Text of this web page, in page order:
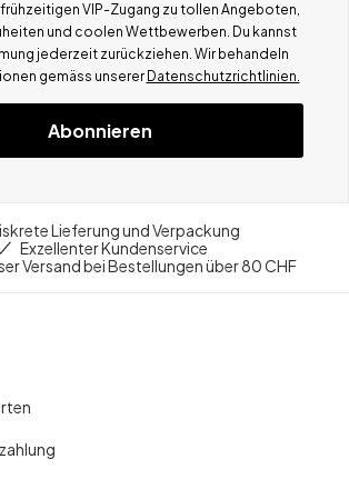
VIP-Zugang zu tollen Angeboten,
und coolen Wettbewerben. Du kannst
jederzeit zurückziehen. Wir behandeln
gemäss unserer Datenschutzrichtlinien.
Abonnieren
Lieferung und Verpackung
Exzellenter Kundenservice
Versand bei Bestellungen über 80 CHF